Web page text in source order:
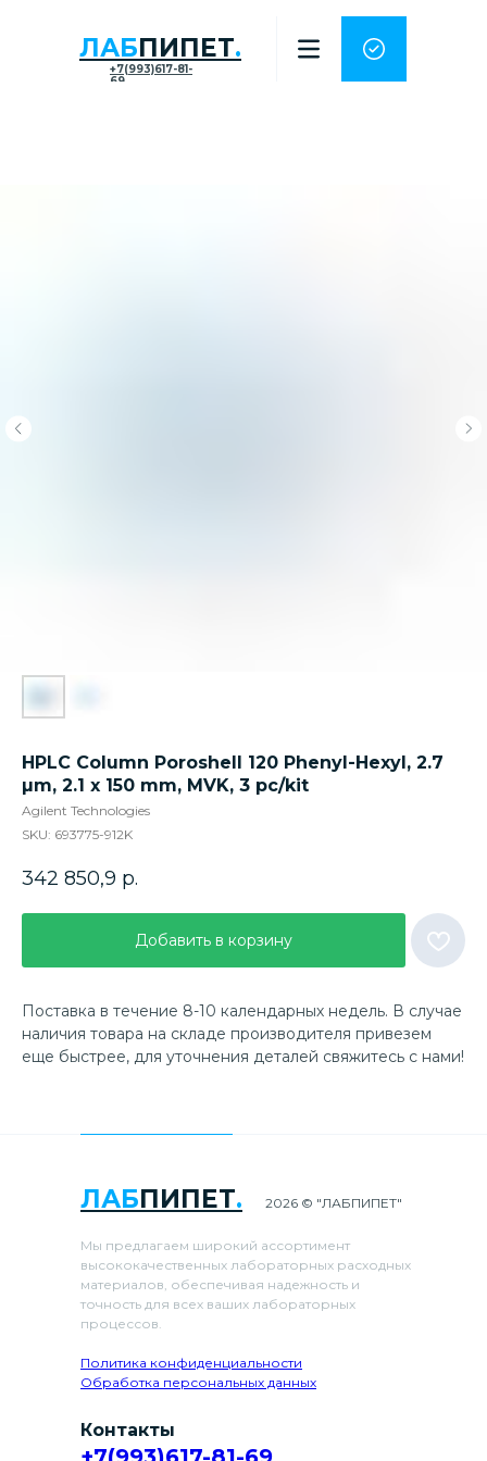
ЛАБПИПЕТ.
+7(993)617-81-
69
HPLC Column Poroshell 120 Phenyl-Hexyl, 2.7
µm, 2.1 x 150 mm, MVK, 3 pc/kit
Agilent Technologies
SKU: 693775-912K
342 850,9 р.
Добавить в корзину
Поставка в течение 8-10 календарных недель. В случае
наличия товара на складе производителя привезем
еще быстрее, для уточнения деталей свяжитесь с нами!
ЛАБПИПЕТ.
Мы предлагаем широкий ассортимент
высококачественных лабораторных расходных
материалов, обеспечивая надежность и
точность для всех ваших лабораторных
процессов.
Политика конфиденциальности
Обработка персональных данных
2026 © "ЛАБПИПЕТ"
Контакты